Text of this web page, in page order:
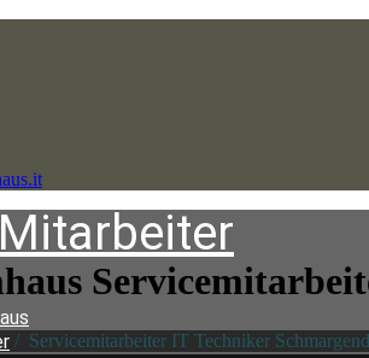
/ Servicemitarbeiter IT Techniker